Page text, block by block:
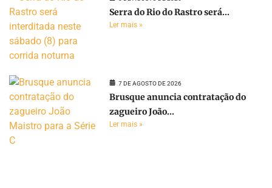
Serra do Rio do Rastro será...
Ler mais »
7 DE AGOSTO DE 2026
Brusque anuncia contratação do
zagueiro João...
Ler mais »